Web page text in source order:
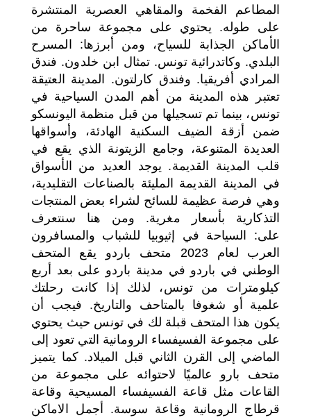
المطاعم الفخمة والمقاهي العصرية المنتشرة
على طوله. يحتوي على مجموعة ساحرة من
الأماكن الجذابة للسياح، ومن أبرزها: المسرح
البلدي. وكاتدرائية تونس. تمثال ابن خلدون. فندق
المرادي أفريقيا. وفندق كارلتون. المدينة العتيقة
تعتبر هذه المدينة من أهم المدن السياحية في
تونس، بينما تم تسجيلها من قبل منظمة اليونسكو
ضمن أزقة الضيف السكنية الهادئة، وأسواقها
العديدة المتنوعة، وجامع الزيتونة الذي يقع في
قلب المدينة القديمة. يوجد العديد من الأسواق
في المدينة القديمة المليئة بالصناعات التقليدية،
وهي فرصة عظيمة للسائح لشراء بعض المنتجات
التذكارية بأسعار مغرية. ومن هنا سنتعرف
على: السياحة في إثيوبيا للشباب والمسافرون
العرب لعام 2023 متحف باردو يقع المتحف
الوطني في باردو في مدينة باردو على بعد أربع
كيلومترات من تونس، لذلك إذا كانت رحلتك
علمية أو شغوفا بالمتاحف والتاريخ. فيجب أن
يكون هذا المتحف قبلة لك في تونس حيث يحتوي
على مجموعة الفسيفساء الرومانية التي تعود إلى
الماضي إلى القرن الثاني قبل الميلاد. كما يتميز
متحف بارو عالميًا لاحتوائه على مجموعة من
القاعات مثل قاعة الفسيفساء المسيحية وقاعة
قرطاج الرومانية وقاعة سوسة. أجمل الاماكن